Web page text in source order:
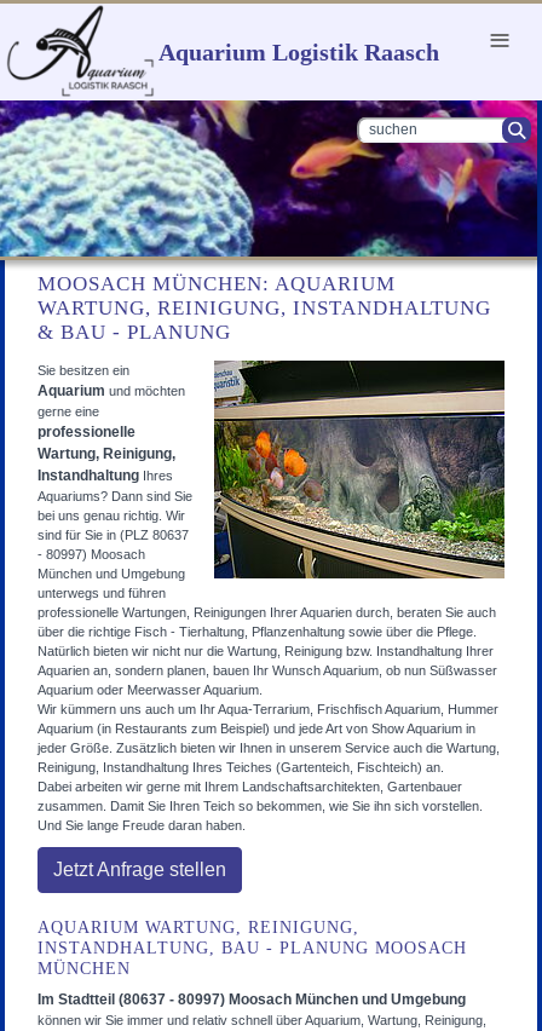
Menu
Aquarium Logistik Raasch
MOOSACH MÜNCHEN: AQUARIUM
WARTUNG, REINIGUNG, INSTANDHALTUNG
& BAU - PLANUNG
Sie besitzen ein
Aquariumund möchten
gerne eine
professionelle
Wartung, Reinigung,
Instandhaltung Ihres
Aquariums? Dann sind Sie
bei uns genau richtig. Wir
sind für Sie in (PLZ 80637
- 80997) Moosach
München und Umgebung
unterwegs und führen
professionelle Wartungen, Reinigungen Ihrer Aquarien durch, beraten Sie auch
über die richtige Fisch - Tierhaltung, Pflanzenhaltung sowie über die Pflege.
Natürlich bieten wir nicht nur die Wartung, Reinigung bzw. Instandhaltung Ihrer
Aquarien an, sondern planen, bauen Ihr Wunsch Aquarium, ob nun Süßwasser
Aquarium oder Meerwasser Aquarium.
Wir kümmern uns auch um Ihr Aqua-Terrarium, Frischfisch Aquarium, Hummer
Aquarium (in Restaurants zum Beispiel) und jede Art von Show Aquarium in
jeder Größe. Zusätzlich bieten wir Ihnen in unserem Service auch die Wartung,
Reinigung, Instandhaltung Ihres Teiches (Gartenteich, Fischteich) an.
Dabei arbeiten wir gerne mit Ihrem Landschaftsarchitekten, Gartenbauer
zusammen. Damit Sie Ihren Teich so bekommen, wie Sie ihn sich vorstellen.
Und Sie lange Freude daran haben.
Jetzt Anfrage stellen
AQUARIUM WARTUNG, REINIGUNG,
INSTANDHALTUNG, BAU - PLANUNG MOOSACH
MÜNCHEN
Im Stadtteil (80637 - 80997) Moosach München und Umgebung
können wir Sie immer und relativ schnell über Aquarium, Wartung, Reinigung,